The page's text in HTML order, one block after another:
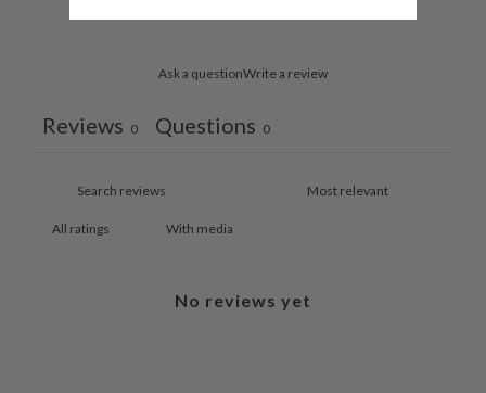
Ask a questionWrite a review
Reviews 0 Questions 0
With media
No reviews yet